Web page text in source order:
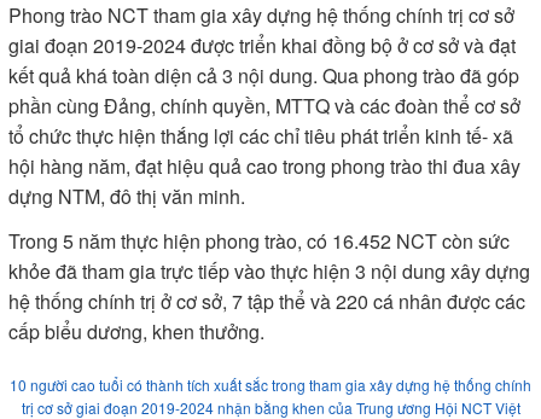
Phong trào NCT tham gia xây dựng hệ thống chính trị cơ sở
giai đoạn 2019-2024 được triển khai đồng bộ ở cơ sở và đạt
kết quả khá toàn diện cả 3 nội dung. Qua phong trào đã góp
phần cùng Đảng, chính quyền, MTTQ và các đoàn thể cơ sở
tổ chức thực hiện thắng lợi các chỉ tiêu phát triển kinh tế- xã
hội hàng năm, đạt hiệu quả cao trong phong trào thi đua xây
dựng NTM, đô thị văn minh.
Trong 5 năm thực hiện phong trào, có 16.452 NCT còn sức
khỏe đã tham gia trực tiếp vào thực hiện 3 nội dung xây dựng
hệ thống chính trị ở cơ sở, 7 tập thể và 220 cá nhân được các
cấp biểu dương, khen thưởng.
10 người cao tuổi có thành tích xuất sắc trong tham gia xây dựng hệ thống chính
trị cơ sở giai đoạn 2019-2024 nhận bằng khen của Trung ương Hội NCT Việt